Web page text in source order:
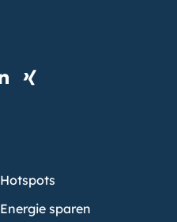
Hotspots
Energie sparen